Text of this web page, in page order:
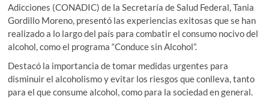
Adicciones (CONADIC) de la Secretaría de Salud Federal, Tania
Gordillo Moreno, presentó las experiencias exitosas que se han
realizado a lo largo del país para combatir el consumo nocivo del
alcohol, como el programa “Conduce sin Alcohol”.
Destacó la importancia de tomar medidas urgentes para
disminuir el alcoholismo y evitar los riesgos que conlleva, tanto
para el que consume alcohol, como para la sociedad en general.